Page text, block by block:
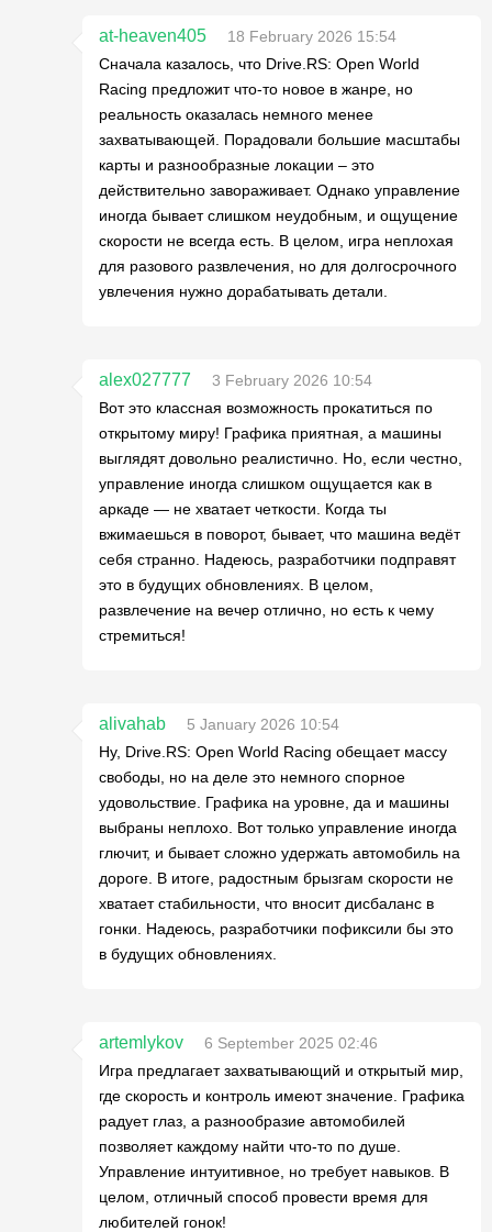
at-heaven405
18 February 2026 15:54
Сначала казалось, что Drive.RS: Open World
Racing предложит что-то новое в жанре, но
реальность оказалась немного менее
захватывающей. Порадовали большие масштабы
карты и разнообразные локации – это
действительно завораживает. Однако управление
иногда бывает слишком неудобным, и ощущение
скорости не всегда есть. В целом, игра неплохая
для разового развлечения, но для долгосрочного
увлечения нужно дорабатывать детали.
alex027777
3 February 2026 10:54
Вот это классная возможность прокатиться по
открытому миру! Графика приятная, а машины
выглядят довольно реалистично. Но, если честно,
управление иногда слишком ощущается как в
аркаде — не хватает четкости. Когда ты
вжимаешься в поворот, бывает, что машина ведёт
себя странно. Надеюсь, разработчики подправят
это в будущих обновлениях. В целом,
развлечение на вечер отлично, но есть к чему
стремиться!
alivahab
5 January 2026 10:54
Ну, Drive.RS: Open World Racing обещает массу
свободы, но на деле это немного спорное
удовольствие. Графика на уровне, да и машины
выбраны неплохо. Вот только управление иногда
глючит, и бывает сложно удержать автомобиль на
дороге. В итоге, радостным брызгам скорости не
хватает стабильности, что вносит дисбаланс в
гонки. Надеюсь, разработчики пофиксили бы это
в будущих обновлениях.
artemlykov
6 September 2025 02:46
Игра предлагает захватывающий и открытый мир,
где скорость и контроль имеют значение. Графика
радует глаз, а разнообразие автомобилей
позволяет каждому найти что-то по душе.
Управление интуитивное, но требует навыков. В
целом, отличный способ провести время для
любителей гонок!